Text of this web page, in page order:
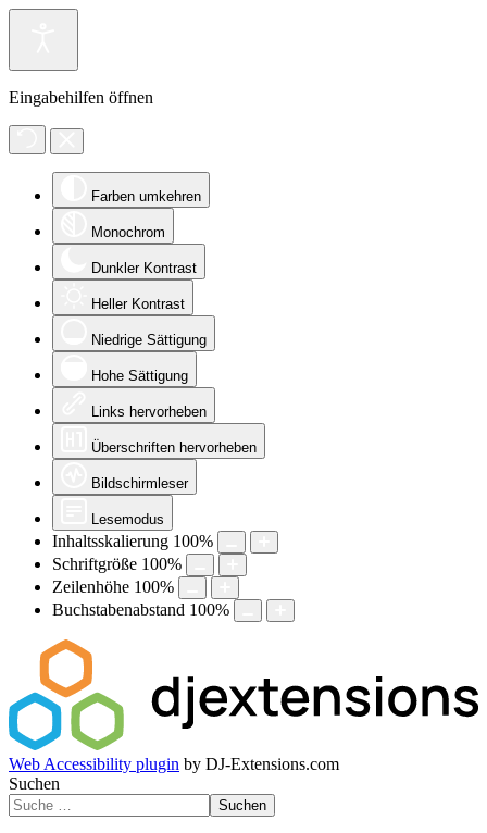
Eingabehilfen öffnen
Farben umkehren
Monochrom
Dunkler Kontrast
Heller Kontrast
Niedrige Sättigung
Hohe Sättigung
Links hervorheben
Überschriften hervorheben
Bildschirmleser
Lesemodus
Inhaltsskalierung 100%
Schriftgröße 100%
Zeilenhöhe 100%
Buchstabenabstand 100%
Web Accessibility plugin by DJ-Extensions.com
Suchen
Suchen